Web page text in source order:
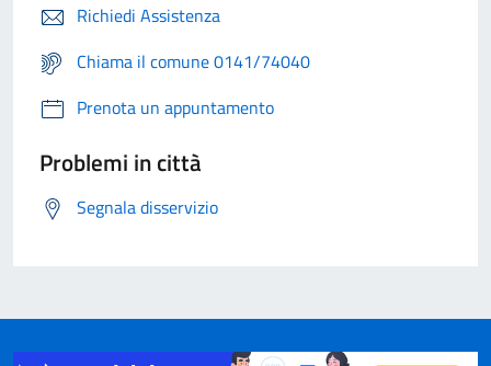
Richiedi Assistenza
Chiama il comune 0141/74040
Prenota un appuntamento
Problemi in città
Segnala disservizio